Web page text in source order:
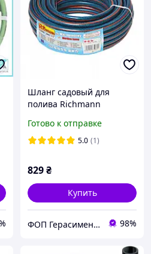
Шланг садовый для
полива Richmann
(C5061)
Готово к отправке
5.0 (1)
829₴
Купить
ФОП Герасименко О. В. 98%